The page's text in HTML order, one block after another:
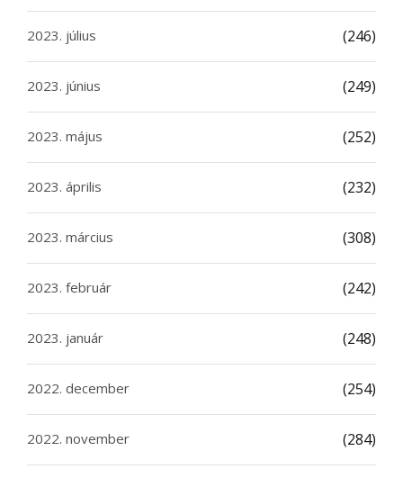
2023. július (246)
2023. június (249)
2023. május (252)
2023. április (232)
2023. március (308)
2023. február (242)
2023. január (248)
2022. december (254)
2022. november (284)